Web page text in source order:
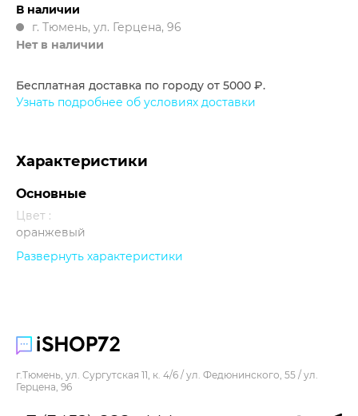
В наличии
г. Тюмень, ул. Герцена, 96
Нет в наличии
Бесплатная доставка по городу от 5000 ₽.
Узнать подробнее об условиях доставки
Характеристики
Основные
Цвет :
оранжевый
Прочее
Развернуть характеристики
г.Тюмень, ул. Сургутская 11, к. 4/6 / ул. Федюнинского, 55 / ул.
Герцена, 96